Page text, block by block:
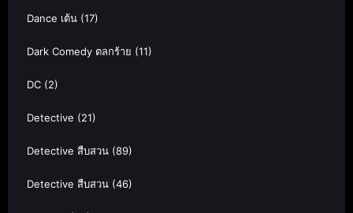
Dance เต้น (17)
Dark Comedy ตลกร้าย (11)
DC (2)
Detective (21)
Detective สืบสวน (89)
Detective สืบสวน (46)